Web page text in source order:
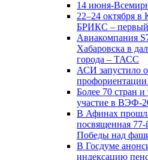
14 июня-
22–24 октября в
БРИКС – первый
Авиакомпания
Хабаровска в
города – ТАСС
АСИ запустило
Более 70 стран
участие в ВЭФ-
В Афинах
посвященная
Победы над
В Госдуме
индексацию